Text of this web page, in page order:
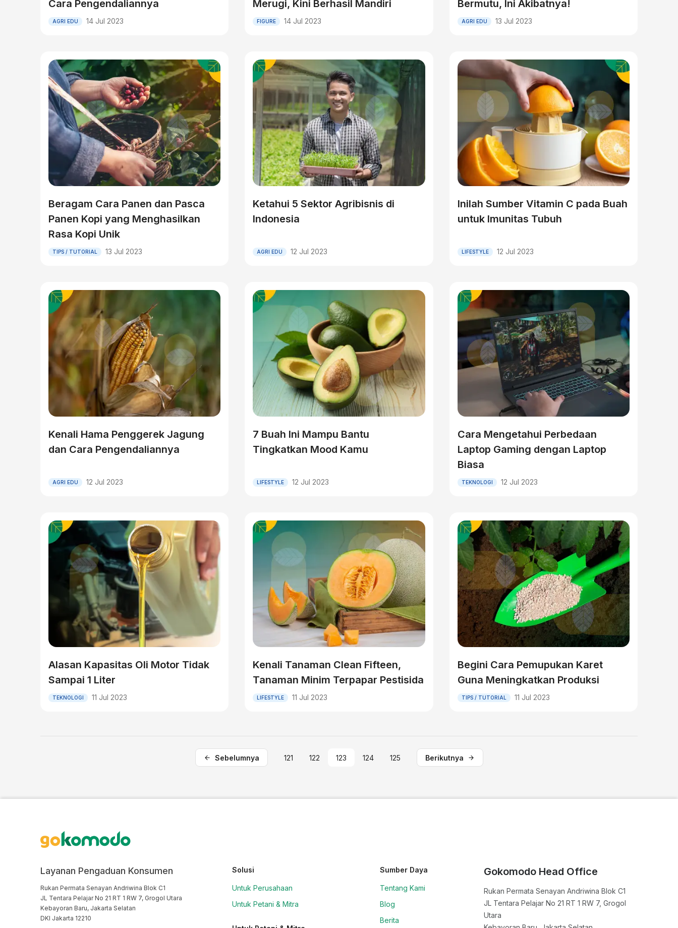
Cara Pengendaliannya
AGRI EDU 14 Jul 2023
Merugi, Kini Berhasil Mandiri
FIGURE 14 Jul 2023
Bermutu, Ini Akibatnya!
AGRI EDU 13 Jul 2023
Beragam Cara Panen dan Pasca
Panen Kopi yang Menghasilkan
Rasa Kopi Unik
TIPS / TUTORIAL 13 Jul 2023
Ketahui 5 Sektor Agribisnis di
Indonesia
AGRI EDU 12 Jul 2023
Inilah Sumber Vitamin C pada Buah
untuk Imunitas Tubuh
LIFESTYLE 12 Jul 2023
Kenali Hama Penggerek Jagung
dan Cara Pengendaliannya
AGRI EDU 12 Jul 2023
7 Buah Ini Mampu Bantu
Tingkatkan Mood Kamu
LIFESTYLE 12 Jul 2023
Cara Mengetahui Perbedaan
Laptop Gaming dengan Laptop
Biasa
TEKNOLOGI 12 Jul 2023
Alasan Kapasitas Oli Motor Tidak
Sampai 1 Liter
TEKNOLOGI 11 Jul 2023
Kenali Tanaman Clean Fifteen,
Tanaman Minim Terpapar Pestisida
LIFESTYLE 11 Jul 2023
Begini Cara Pemupukan Karet
Guna Meningkatkan Produksi
TIPS / TUTORIAL 11 Jul 2023
Sebelumnya 121 122 123 124 125 Berikutnya
Layanan Pengaduan Konsumen
Rukan Permata Senayan Andriwina Blok C1
JL Tentara Pelajar No 21 RT 1 RW 7, Grogol Utara
Kebayoran Baru, Jakarta Selatan
DKI Jakarta 12210
Solusi
Untuk Perusahaan
Untuk Petani & Mitra
Sumber Daya
Tentang Kami
Blog
Berita
Gokomodo Head Office
Rukan Permata Senayan Andriwina Blok C1
JL Tentara Pelajar No 21 RT 1 RW 7, Grogol
Utara